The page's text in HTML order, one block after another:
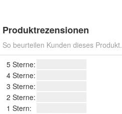
Produktrezensionen
So beurteilen Kunden dieses Produkt.
5 Sterne:
4 Sterne:
3 Sterne:
2 Sterne:
1 Stern: